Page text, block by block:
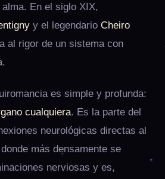
En el siglo XIX,
y el legendario Cheiro
al rigor de un sistema con
es simple y profunda:
cualquiera. Es la parte del
neurológicas directas al
más densamente se
nerviosas y es,